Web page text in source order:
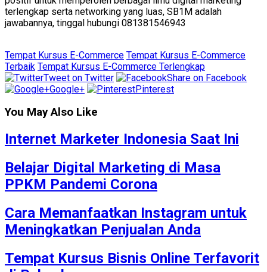
terlengkap serta networking yang luas, SB1M adalah
jawabannya, tinggal hubungi 081381546943
Tempat Kursus E-Commerce Tempat Kursus E-Commerce
Terbaik Tempat Kursus E-Commerce Terlengkap
Tweet on Twitter
Share on Facebook
Google+
Pinterest
You May Also Like
Internet Marketer Indonesia Saat Ini
Belajar Digital Marketing di Masa
PPKM Pandemi Corona
Cara Memanfaatkan Instagram untuk
Meningkatkan Penjualan Anda
Tempat Kursus Bisnis Online Terfavorit